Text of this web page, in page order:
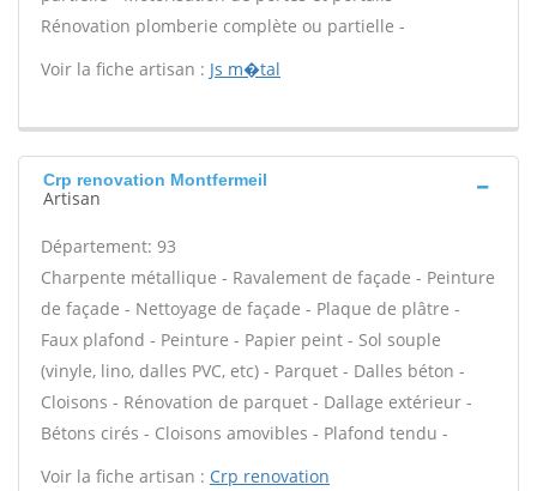
Rénovation plomberie complète ou partielle -
Voir la fiche artisan : Js m�tal
Crp renovation Montfermeil
Artisan
Département: 93
Charpente métallique - Ravalement de façade - Peinture
de façade - Nettoyage de façade - Plaque de plâtre -
Faux plafond - Peinture - Papier peint - Sol souple
(vinyle, lino, dalles PVC, etc) - Parquet - Dalles béton -
Cloisons - Rénovation de parquet - Dallage extérieur -
Bétons cirés - Cloisons amovibles - Plafond tendu -
Voir la fiche artisan : Crp renovation